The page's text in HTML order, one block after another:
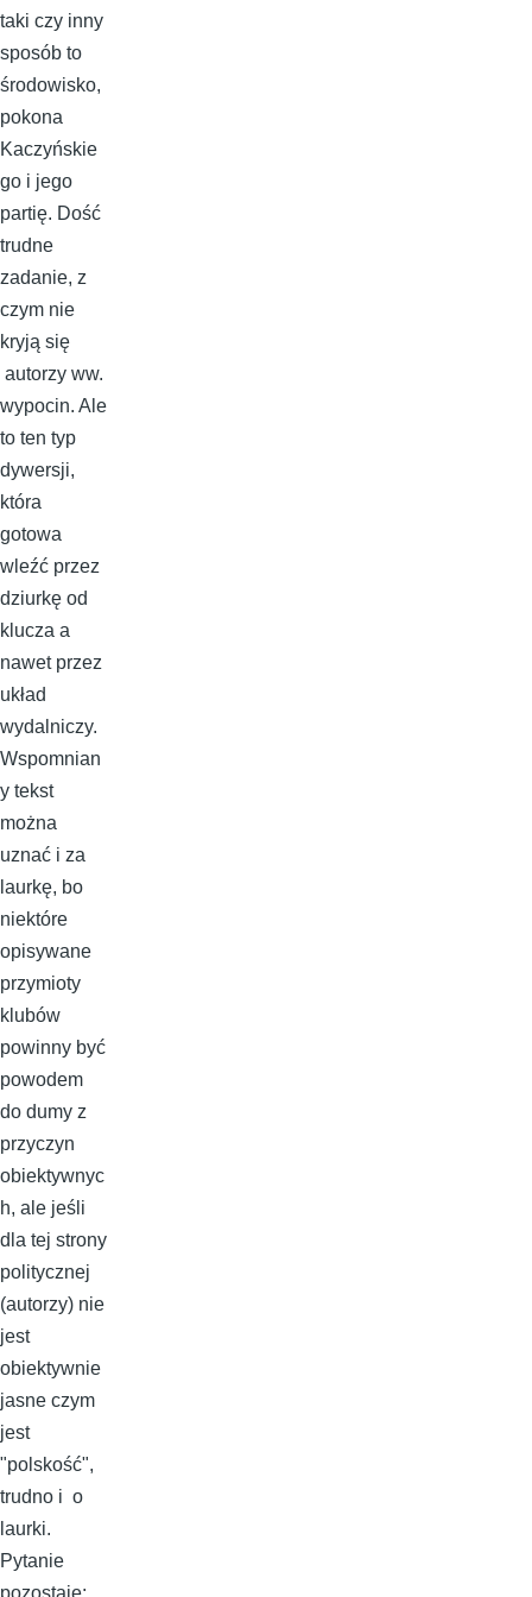
taki czy inny
sposób to
środowisko,
pokona
Kaczyńskie
go i jego
partię. Dość
trudne
zadanie, z
czym nie
kryją się
autorzy ww.
wypocin. Ale
to ten typ
dywersji,
która
gotowa
wleźć przez
dziurkę od
klucza a
nawet przez
układ
wydalniczy.
Wspomnian
y tekst
można
uznać i za
laurkę, bo
niektóre
opisywane
przymioty
klubów
powinny być
powodem
do dumy z
przyczyn
obiektywnyc
h, ale jeśli
dla tej strony
politycznej
(autorzy) nie
jest
obiektywnie
jasne czym
jest
"polskość",
trudno i o
laurki.
Pytanie